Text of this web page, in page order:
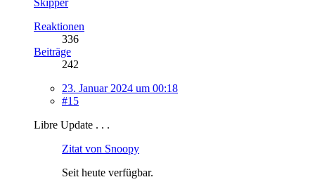
Reaktionen
336
Beiträge
242
23. Januar 2024 um 00:18
#15
Libre Update . . .
Zitat von Snoopy
Seit heute verfügbar.